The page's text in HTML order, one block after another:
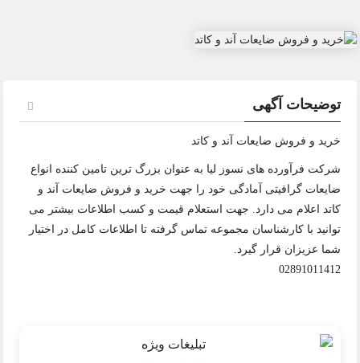
توضیحات آگهی
خرید و فروش ضایعات آند و کاتد
شرکت فرآورده های نسوز لیا به عنوان بزرگ ترین تامین کننده انواع
ضایعات گرافیتی آمادگی خود را جهت خرید و فروش ضایعات آند و
کاتد اعلام می دارد. جهت استعلام قیمت و کسب اطلاعات بیشتر می
توانید با کارشناسان مجموعه تماس گرفته تا اطلاعات کامل در اختیار
شما عزیزان قرار گیرد.
02891011412